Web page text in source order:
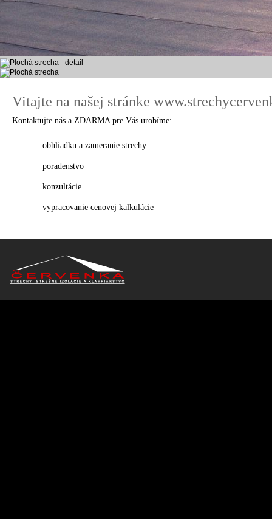
Vitajte na našej stránke
Kontaktujte nás a ZDARMA pre Vás urobíme:
obhliadku a zameranie strechy
poradenstvo
konzultácie
vypracovanie cenovej kalkulácie